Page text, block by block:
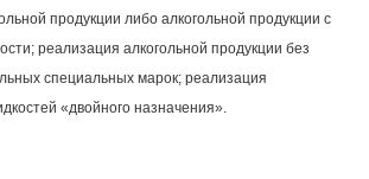
продукции либо алкогольной продукции с
реализация алкогольной продукции без
специальных марок; реализация
«двойного назначения».